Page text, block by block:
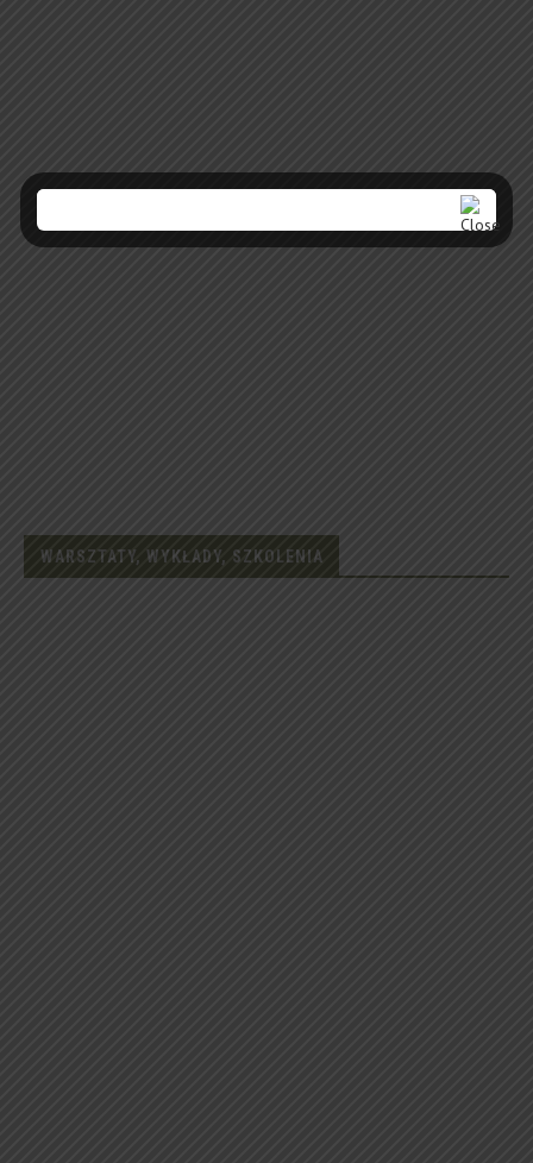
WARSZTATY, WYKŁADY, SZKOLENIA